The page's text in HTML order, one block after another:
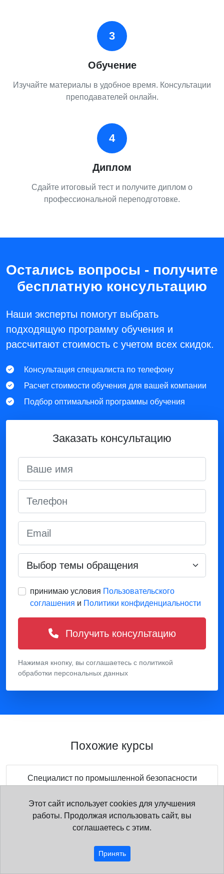
3
Обучение
Изучайте материалы в удобное время. Консультации
преподавателей онлайн.
4
Диплом
Сдайте итоговый тест и получите диплом о
профессиональной переподготовке.
Остались вопросы - получите
бесплатную консультацию
Наши эксперты помогут выбрать
подходящую программу обучения и
рассчитают стоимость с учетом всех скидок.
Консультация специалиста по телефону
Расчет стоимости обучения для вашей компании
Подбор оптимальной программы обучения
Заказать консультацию
принимаю условия Пользовательского
соглашения и Политики конфиденциальности
Получить консультацию
Нажимая кнопку, вы соглашаетесь с политикой
обработки персональных данных
Похожие курсы
Специалист по промышленной безопасности
Дистанционно
Этот сайт использует cookies для улучшения
работы. Продолжая использовать сайт, вы
соглашаетесь с этим.
Принять